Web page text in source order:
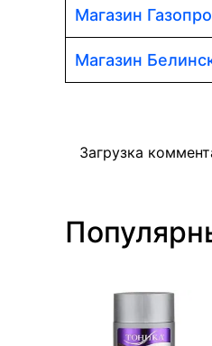
Магазин
Магазин
Загрузка